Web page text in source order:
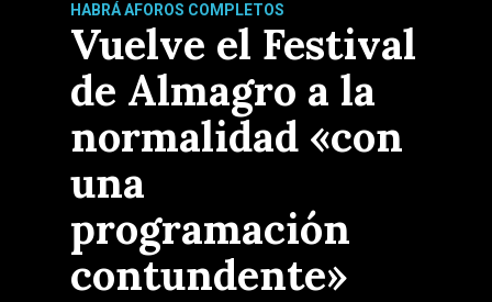
HABRÁ AFOROS COMPLETOS
Vuelve el Festival
de Almagro a la
normalidad «con
una
programación
contundente»